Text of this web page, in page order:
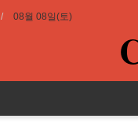
08월 08일(토)